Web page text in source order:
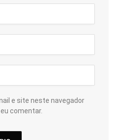
e site neste navegador
comentar.